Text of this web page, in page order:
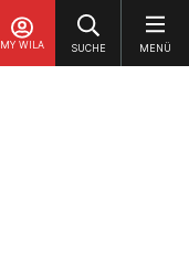
MY WILA SUCHE MENÜ